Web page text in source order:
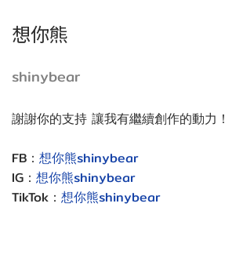
想你熊
shinybear
謝謝你的支持 讓我有繼續創作的動力！
FB： 想你熊shinybear
IG： 想你熊shinybear
TikTok： 想你熊shinybear